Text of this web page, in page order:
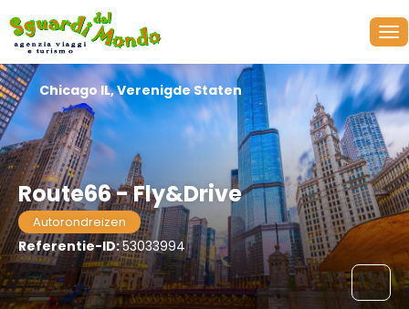
Route66 - Fly&Drive
Autorondreizen
Referentie-ID:53033994
Chicago IL, Verenigde Staten